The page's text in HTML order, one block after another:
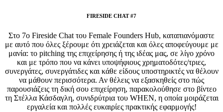
FIRESIDE CHAT #7
Στο 7ο Fireside Chat του Female Founders Hub, καταπιανόμαστε
με αυτό που όλες ξέρουμε ότι χρειάζεται και όλες αποφεύγουμε με
μανία: το pitching της επιχείρησης ή της ιδέας μας, σε λίγο χρόνο
και με τρόπο που να κάνει υποψήφιους χρηματοδότες/τριες,
συνεργάτες, συνεργάτιδες και κάθε είδους υποστηρικτές να θέλουν
να μάθουν περισσότερα. Αν θέλεις να εξασκηθείς στο πώς
παρουσιάζεις τη δική σου επιχείρηση, παρακολούθησε στο βίντεο
τη Στέλλα Κάσδαγλη, συνιδρύτρια του WHEN, η οποία μοιράζεται
εργαλεία και πολλές ευκαιρίες πρακτικής εφαρμογής!